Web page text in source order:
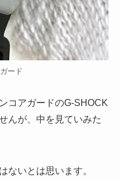
ード
コアガードのG-SHOCK
んが、中を見ていみた
ないとは思います。